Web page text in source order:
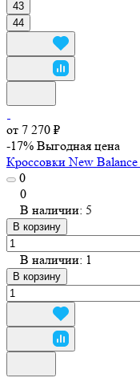
43
44
от 7 270 ₽
-17% Выгодная цена
Кроссовки New
0
0
В наличии: 5
В корзину
В наличии: 1
В корзину